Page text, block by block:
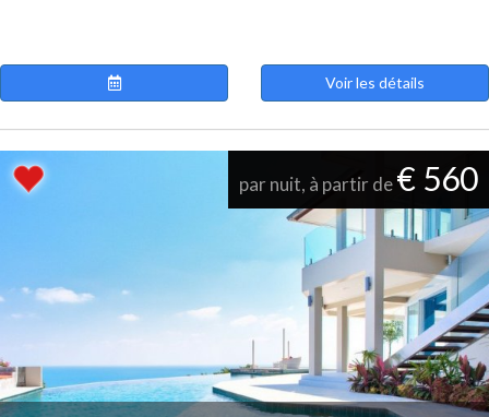
Voir les détails
par nuit, à partir de€ 560